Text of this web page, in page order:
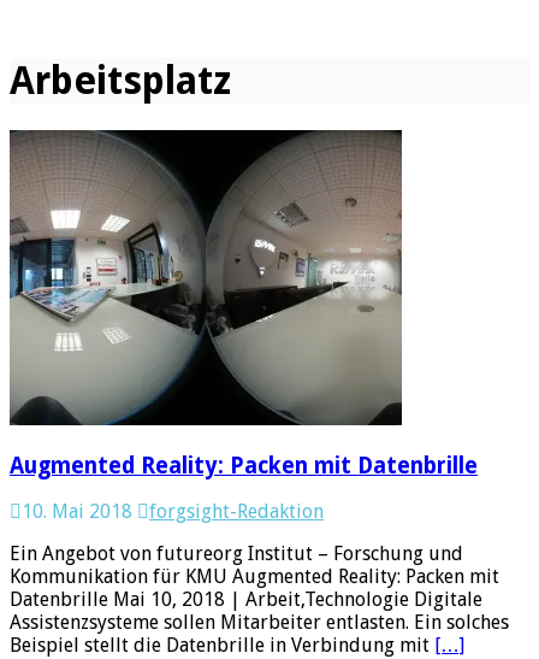
Arbeitsplatz
Augmented Reality: Packen mit Datenbrille
10. Mai 2018
forgsight-Redaktion
Ein Angebot von futureorg Institut – Forschung und
Kommunikation für KMU Augmented Reality: Packen mit
Datenbrille Mai 10, 2018 | Arbeit,Technologie Digitale
Assistenzsysteme sollen Mitarbeiter entlasten. Ein solches
Beispiel stellt die Datenbrille in Verbindung mit […]